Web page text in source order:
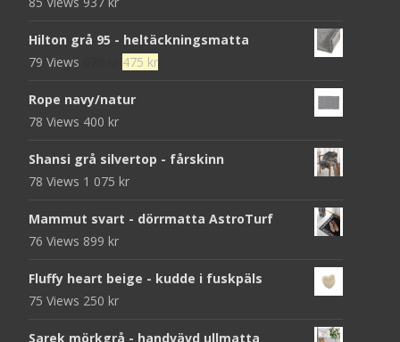
Hilton grå 95 - heltäckningsmatta
79 Views
Det
priset
475 krDet
475 kr.
Rope navy/natur
78 Views 400 kr
Shansi grå silvertop - fårskinn
78 Views 1 075 kr
Mammut svart - dörrmatta AstroTurf
76 Views 899 kr
Fluffy heart beige - kudde i fuskpäls
75 Views 250 kr
Sarek mörkgrå - handvävd ullmatta